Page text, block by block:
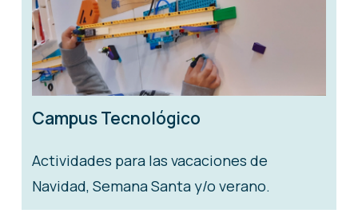
Campus Tecnológico
Actividades para las vacaciones de
Navidad, Semana Santa y/o verano.